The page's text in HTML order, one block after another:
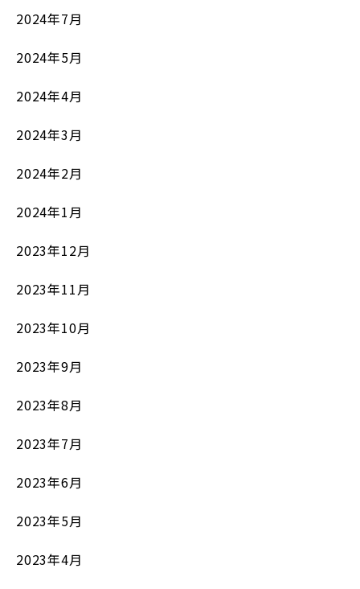
2024年7月
2024年5月
2024年4月
2024年3月
2024年2月
2024年1月
2023年12月
2023年11月
2023年10月
2023年9月
2023年8月
2023年7月
2023年6月
2023年5月
2023年4月